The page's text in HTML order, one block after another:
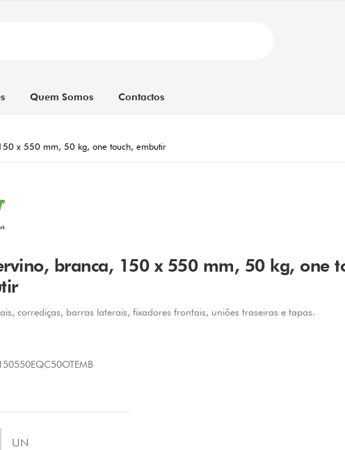
Quem Somos Contactos
x 550 mm, 50 kg, one touch, embutir
branca, 150 x 550 mm, 50 kg, one
corrediças, barras laterais, fixadores frontais, uniões traseiras e tapas.
UN